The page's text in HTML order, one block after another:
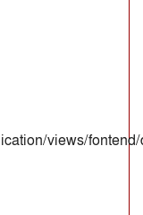
views/